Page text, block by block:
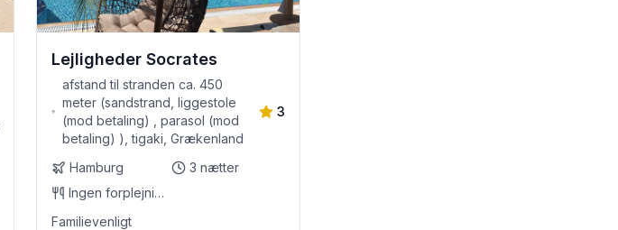
Lejligheder Socrates
afstand til stranden ca. 450
meter (sandstrand, liggestole
(mod betaling) , parasol (mod
betaling) ), tigaki, Grækenland
3
Hamburg 3 nætter
Ingen forplejning
Familievenligt